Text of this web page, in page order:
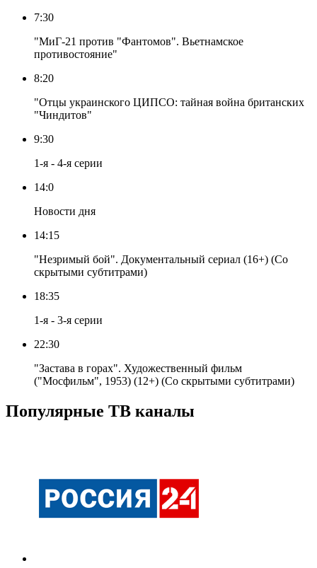
7:30
"МиГ-21 против "Фантомов". Вьетнамское
противостояние"
8:20
"Отцы украинского ЦИПСО: тайная война британских
"Чиндитов"
9:30
1-я - 4-я серии
14:0
Новости дня
14:15
"Незримый бой". Документальный сериал (16+) (Со
скрытыми субтитрами)
18:35
1-я - 3-я серии
22:30
"Застава в горах". Художественный фильм
("Мосфильм", 1953) (12+) (Со скрытыми субтитрами)
Популярные ТВ каналы